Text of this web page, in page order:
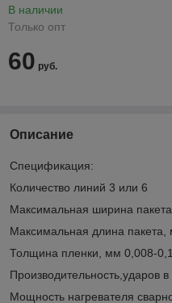
В наличии
Только опт
60 руб.
Описание
Спецификация:
Количество линий 3 или 6
Максимальная ширина
Максимальная длина пакета,
Толщина пленки, мм 0,008-0,1
Производительность,ударов
Мощность нагревателя